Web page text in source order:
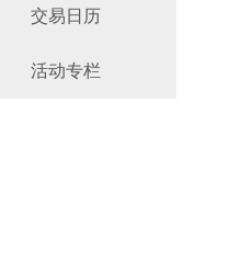
交易日历
活动专栏